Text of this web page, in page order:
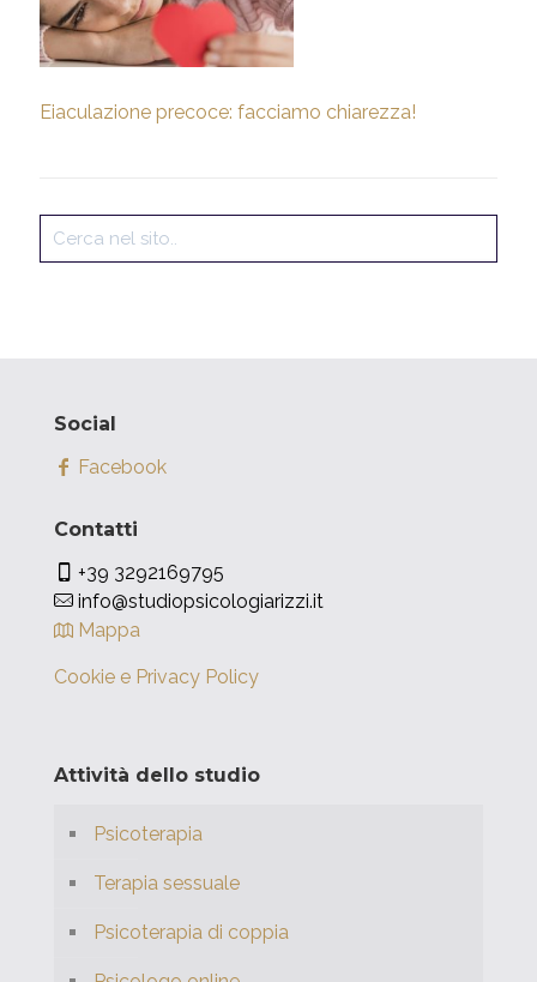
Eiaculazione precoce: facciamo chiarezza!
Social
Facebook
Contatti
+39 3292169795
info@studiopsicologiarizzi.it
Mappa
Cookie e Privacy Policy
Attività dello studio
Psicoterapia
Terapia sessuale
Psicoterapia di coppia